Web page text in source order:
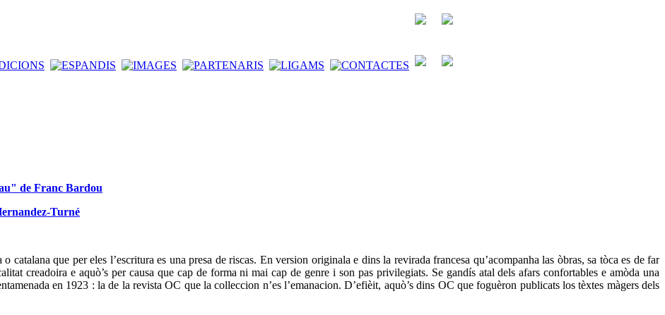
de Franc Bardou
Turné
catalana que per eles l’escritura es una presa de riscas. En version originala e dins la revirada francesa qu’acompanha las òbras, sa tòca es de far
creadoira e aquò’s per causa que cap de forma ni mai cap de genre i son pas privilegiats. Se gandís atal dels afars confortables e amòda una
en 1923 : la de la revista OC que la colleccion n’es l’emanacion. D’efièit, aquò’s dins OC que foguèron publicats los tèxtes màgers dels